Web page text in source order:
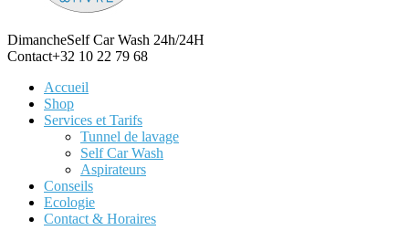
DimancheSelf Car Wash 24h/24H
Contact+32 10 22 79 68
Accueil
Shop
Services et Tarifs
Tunnel de lavage
Self Car Wash
Aspirateurs
Conseils
Ecologie
Contact & Horaires